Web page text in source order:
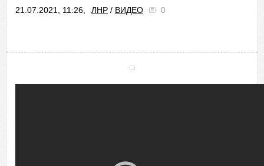
21.07.2021, 11:26, ЛНР / ВИДЕО 0